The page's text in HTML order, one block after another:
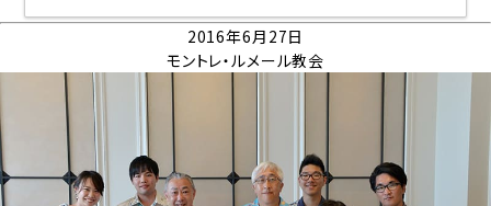
2016年6月27日
モントレ・ルメール教会